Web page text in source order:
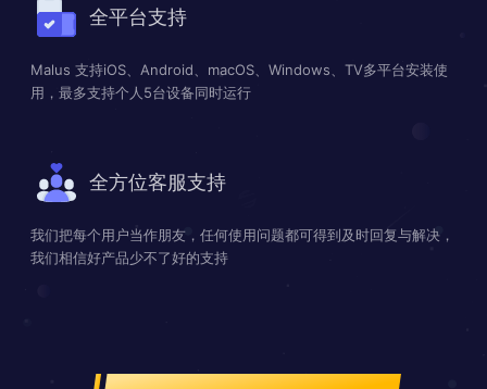
全平台支持
Malus 支持iOS、Android、macOS、Windows、TV多平台安装使
用，最多支持个人5台设备同时运行
全方位客服支持
我们把每个用户当作朋友，任何使用问题都可得到及时回复与解决，
我们相信好产品少不了好的支持